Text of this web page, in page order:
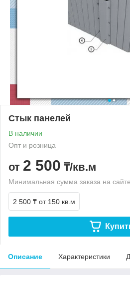
Стык панелей
В наличии
Опт и розница
от 2 500 ₸/кв.м
Минимальная сумма заказа на
2 500 ₸ от 150 кв.м
Описание Характеристики